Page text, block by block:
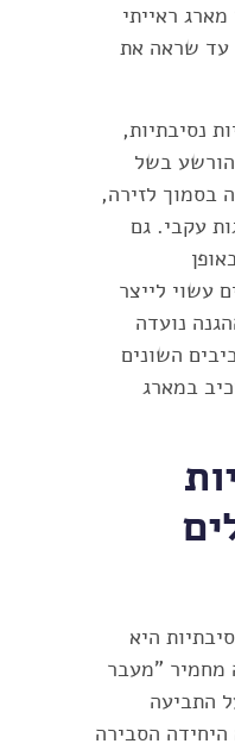
ראייתי
עד שראה את
נסיבתיות,
בשל
בסמוך לזירה,
עקבי. גם
עשוי לייצר
נועדה
השונים
במארג
היא
מחמיר "מעבר
התביעה
הסבירה